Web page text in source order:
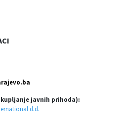
javnih prihoda):
d.d.